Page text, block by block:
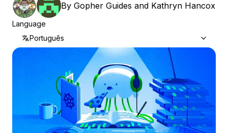
By Gopher Guides and Kathryn Hancox
Language
Português